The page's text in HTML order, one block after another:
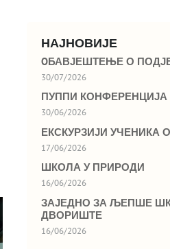
НАЈНОВИЈЕ
OБАВЈЕШТЕЊЕ О
30/07/2026
ПУППИ КОНФЕРЕНЦИЈА
30/06/2026
ЕКСКУРЗИЈИ УЧЕНИКА
17/06/2026
ШКОЛА У ПРИРОДИ
16/06/2026
ЗАЈЕДНО ЗА ЉЕПШЕ
ДВОРИШТЕ
16/06/2026